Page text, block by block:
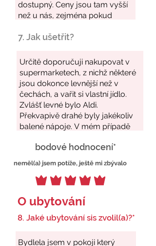
7. Jak ušetřit?
bodové hodnocení*
neměl(a) jsem potíže, ještě mi zbývalo
O ubytování
8. Jaké ubytování sis zvolil(a)?*